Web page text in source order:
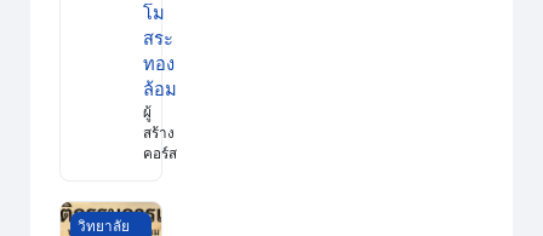
โม
สระ
ทอง
ล้อม
ผู้
สร้าง
คอร์ส
วิชาพฤติกรรมการเมือง วิทยาลัยสงฆ์ราชบุรี
วิทยาลัย